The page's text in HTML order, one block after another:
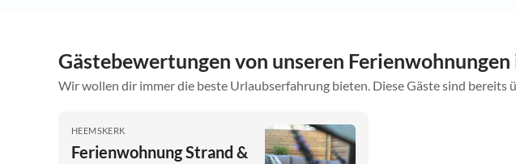
Gästebewertungen von unseren
Wir wollen dir immer die beste Urlaubserfahrung bieten. Diese Gäste sind bereits
HEEMSKERK
Ferienwohnung Strand &